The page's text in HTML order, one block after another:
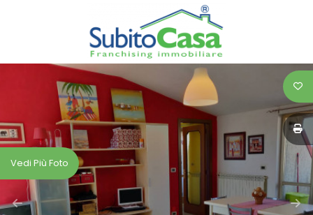
Vedi Più Foto
SERVIZI
IMMOBILI
CASE
Contratto
Qualsiasi
Vendita